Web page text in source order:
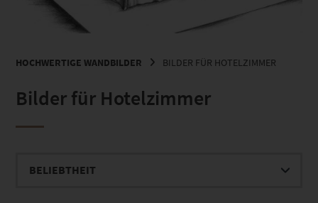
HOCHWERTIGE WANDBILDER BILDER FÜR HOTELZIMMER
Bilder für Hotelzimmer